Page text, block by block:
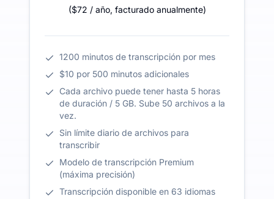
($72 / año, facturado anualmente)
1200 minutos de transcripción por mes
$10 por 500 minutos adicionales
Cada archivo puede tener hasta 5 horas
de duración / 5 GB. Sube 50 archivos a la
vez.
Sin límite diario de archivos para
transcribir
Modelo de transcripción Premium
(máxima precisión)
Transcripción disponible en 63 idiomas